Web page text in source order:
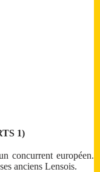
1)
concurrent européen.
anciens Lensois.